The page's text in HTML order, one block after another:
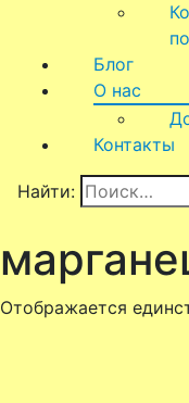
Блог
О нас
Контакты
Найти:
Отображается